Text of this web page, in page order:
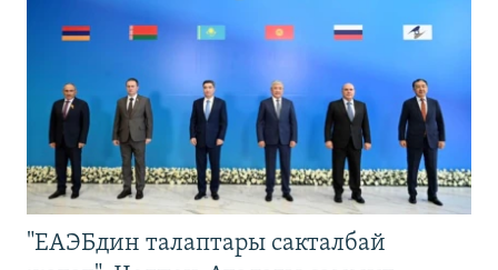
"ЕАЭБдин талаптары сакталбай